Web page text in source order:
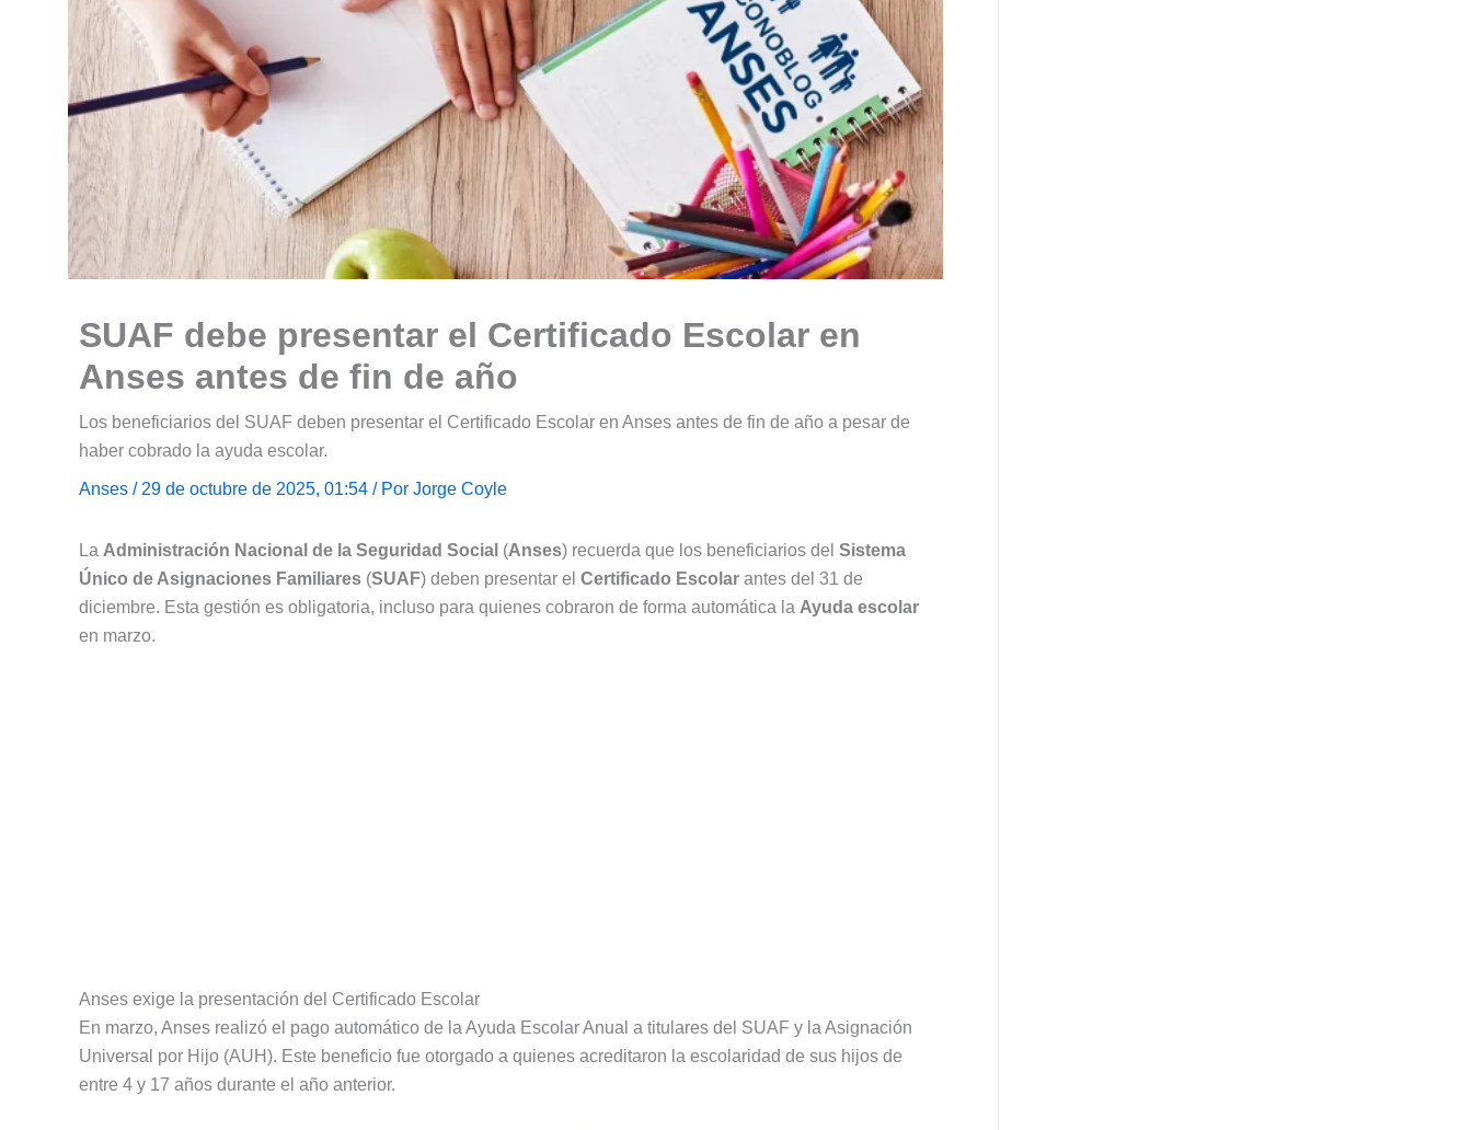
SUAF debe presentar el Certificado Escolar en
Anses antes de fin de año
Los beneficiarios del SUAF deben presentar el Certificado Escolar en Anses antes de fin de año a pesar de
haber cobrado la ayuda escolar.
Anses / 29 de octubre de 2025, 01:54 / Por Jorge Coyle
La Administración Nacional de la Seguridad Social (Anses) recuerda que los beneficiarios del Sistema
Único de Asignaciones Familiares (SUAF) deben presentar el Certificado Escolar antes del 31 de
diciembre. Esta gestión es obligatoria, incluso para quienes cobraron de forma automática la Ayuda escolar
en marzo.
Anses exige la presentación del Certificado Escolar
En marzo, Anses realizó el pago automático de la Ayuda Escolar Anual a titulares del SUAF y la Asignación
Universal por Hijo (AUH). Este beneficio fue otorgado a quienes acreditaron la escolaridad de sus hijos de
entre 4 y 17 años durante el año anterior.